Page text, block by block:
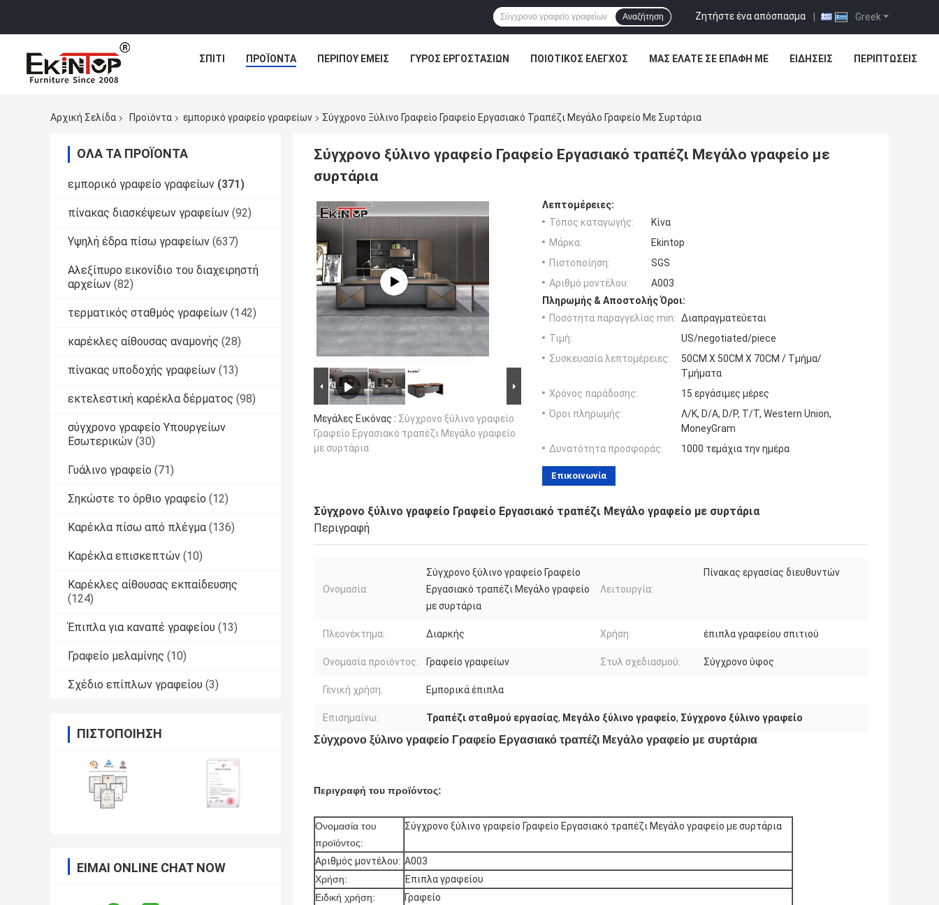
Greek
Ζητήστε ένα απόσπασμα |
Αναζήτηση
ΣΠΊΤΙ ΠΡΟΪΌΝΤΑ ΠΕΡΊΠΟΥ ΕΜΕΊΣ ΓΎΡΟΣ ΕΡΓΟΣΤΑΣΊΩΝ ΠΟΙΟΤΙΚΌΣ ΈΛΕΓΧΟΣ ΜΑΣ ΕΛΆΤΕ ΣΕ ΕΠΑΦΉ ΜΕ ΕΙΔΉΣΕΙΣ ΠΕΡΙΠΤΏΣΕΙΣ
Αρχική Σελίδα Προϊόντα εμπορικό γραφείο γραφείων Σύγχρονο Ξύλινο Γραφείο Γραφείο Εργασιακό Τραπέζι Μεγάλο Γραφείο Με Συρτάρια
ΌΛΑ ΤΑ ΠΡΟΪΌΝΤΑ
εμπορικό γραφείο γραφείων (371)
πίνακας διασκέψεων γραφείων (92)
Υψηλή έδρα πίσω γραφείων (637)
Αλεξίπυρο εικονίδιο του διαχειρηστή
αρχείων (82)
τερματικός σταθμός γραφείων (142)
καρέκλες αίθουσας αναμονής (28)
πίνακας υποδοχής γραφείων (13)
εκτελεστική καρέκλα δέρματος (98)
σύγχρονο γραφείο Υπουργείων
Εσωτερικών (30)
Γυάλινο γραφείο (71)
Σηκώστε το όρθιο γραφείο (12)
Καρέκλα πίσω από πλέγμα (136)
Καρέκλα επισκεπτών (10)
Καρέκλες αίθουσας εκπαίδευσης
(124)
Έπιπλα για καναπέ γραφείου (13)
Γραφείο μελαμίνης (10)
Σχέδιο επίπλων γραφείου (3)
ΠΙΣΤΟΠΟΊΗΣΗ
ΕΊΜΑΙ ONLINE CHAT NOW
Σύγχρονο ξύλινο γραφείο Γραφείο Εργασιακό τραπέζι Μεγάλο γραφείο με
συρτάρια
Μεγάλες Εικόνας : Σύγχρονο ξύλινο γραφείο
Γραφείο Εργασιακό τραπέζι Μεγάλο γραφείο
με συρτάρια
Λεπτομέρειες:
Τόπος καταγωγής:
Κίνα
Μάρκα:
Ekintop
Πιστοποίηση:
SGS
Αριθμό μοντέλου:
A003
Πληρωμής & Αποστολής Όροι:
Ποσότητα παραγγελίας min: Διαπραγματεύεται
Τιμή:
US/negotiated/piece
Συσκευασία λεπτομέρειες:
50CM X 50CM X 70CM / Τμήμα/
Τμήματα
Χρόνος παράδοσης:
15 εργάσιμες μέρες
Όροι πληρωμής:
Λ/Κ, D/A, D/P, T/T, Western Union,
MoneyGram
Δυνατότητα προσφοράς:
1000 τεμάχια την ημέρα
Επικοινωνία
Σύγχρονο ξύλινο γραφείο Γραφείο Εργασιακό τραπέζι Μεγάλο γραφείο με συρτάρια
Περιγραφή
Ονομασία:
Σύγχρονο ξύλινο γραφείο Γραφείο
Εργασιακό τραπέζι Μεγάλο γραφείο
με συρτάρια
Λειτουργία:
Πίνακας εργασίας διευθυντών
Πλεονέκτημα: Διαρκής Χρήση: έπιπλα γραφείου σπιτιού
Ονομασία προϊόντος: Γραφείο γραφείων Στυλ σχεδιασμού: Σύγχρονο ύφος
Γενική χρήση: Εμπορικά έπιπλα
Επισημαίνω: Τραπέζι σταθμού εργασίας, Μεγάλο ξύλινο γραφείο, Σύγχρονο ξύλινο γραφείο
Σύγχρονο ξύλινο γραφείο Γραφείο Εργασιακό τραπέζι Μεγάλο γραφείο με συρτάρια
Περιγραφή του προϊόντος:
Ονομασία του
προϊόντος:
Σύγχρονο ξύλινο γραφείο Γραφείο Εργασιακό τραπέζι Μεγάλο γραφείο με συρτάρια
Αριθμός μοντέλου: Α003
Χρήση:
Έπιπλα γραφείου
Ειδική χρήση:
Γραφείο